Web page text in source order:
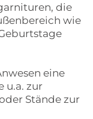
die
wie
eine
u.a. zur
Stände zur